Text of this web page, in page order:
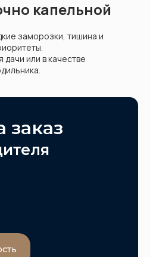
капельной
заморозки, тишина и
или в качестве
заказ